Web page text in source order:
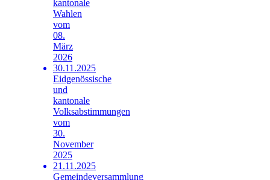
kantonale
Wahlen
vom
08.
März
2026
30.11.2025
Eidgenössische
und
kantonale
Volksabstimmungen
vom
30.
November
2025
21.11.2025
Gemeindeversammlung